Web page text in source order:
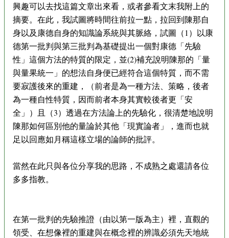
興趣可以去找這篇文章出來看，或者參看文末我附上的
摘要。在此，我試圖將時間往前拉一點，拉回到陳那自
身以及康德自身的知識論系統與其脈絡，試圖（1）以康
德第一批判與第三批判為基礎提出一個對康德「先驗
性」這個方法的特質的限定，並(2)補充說明陳那的「量
與量果統一」的想法自身便已經符合這個特質，而不需
要寂護後來的重建，（前者是為一種方法、策略，後者
為一種自性特質，因而前者本身其實較後者更「安
全」）且（3）透過在方法論上的先驗化，很清楚地說明
陳那如何區別他的量論於其他「現實論者」，進而也就
足以回應如月稱這樣立場的論師的批評。
當然在此只與各位分享我的思路，不成熟之處還請各位
多多指教。
在第一批判的先驗推證（由以第一版為主）裡，直觀的
領受、在想像裡的重建與在概念裡的辨識必須先天地統